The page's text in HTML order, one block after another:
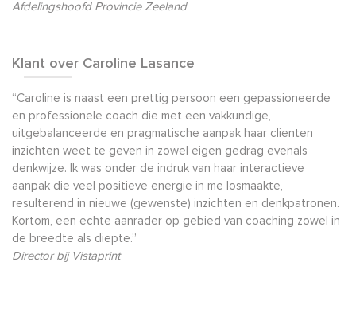
Afdelingshoofd Provincie Zeeland
Klant over Caroline Lasance
“Caroline is naast een prettig persoon een gepassioneerde
en professionele coach die met een vakkundige,
uitgebalanceerde en pragmatische aanpak haar clienten
inzichten weet te geven in zowel eigen gedrag evenals
denkwijze. Ik was onder de indruk van haar interactieve
aanpak die veel positieve energie in me losmaakte,
resulterend in nieuwe (gewenste) inzichten en denkpatronen.
Kortom, een echte aanrader op gebied van coaching zowel in
de breedte als diepte.”
Director bij Vistaprint